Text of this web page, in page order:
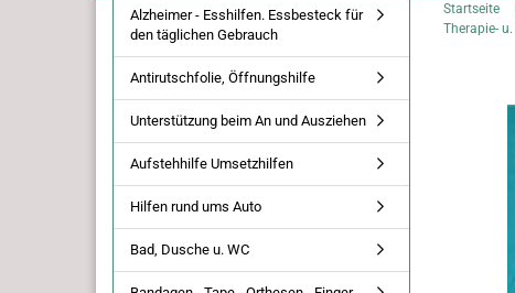
Startseite
Therapie-
Alzheimer - Esshilfen. Essbesteck für
den täglichen Gebrauch
Antirutschfolie, Öffnungshilfe
Unterstützung beim An und Ausziehen
Aufstehhilfe Umsetzhilfen
Hilfen rund ums Auto
Bad, Dusche u. WC